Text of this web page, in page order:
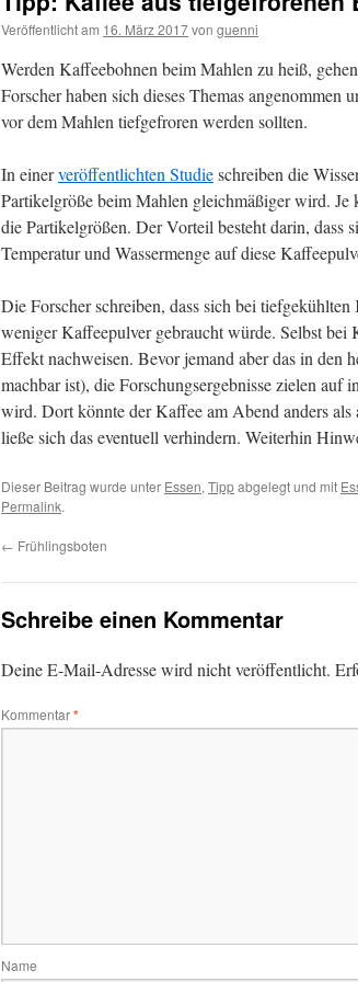
Veröffentlicht am 16. März 2017von guenni
Werden Kaffeebohnen beim Mahlen zu heiß,
Forscher haben sich dieses Themas angenommen
vor dem Mahlen tiefgefroren werden sollten.
In einerveröffentlichten Studieschreiben die
Partikelgröße beim Mahlen gleichmäßiger wird.
die Partikelgrößen. Der Vorteil besteht darin, dass
Temperatur und Wassermenge auf diese
Die Forscher schreiben, dass sich bei
weniger Kaffeepulver gebraucht würde. Selbst
Effekt nachweisen. Bevor jemand aber das in den
machbar ist), die Forschungsergebnisse zielen
wird. Dort könnte der Kaffee am Abend anders
ließe sich das eventuell verhindern. Weiterhin
Dieser Beitrag wurde unter Essen, Tippabgelegt und mit
Permalink.
← Frühlingsboten
Schreibe einen Kommentar
Deine E-Mail-Adresse wird nicht veröffentlicht.
Kommentar*
Name